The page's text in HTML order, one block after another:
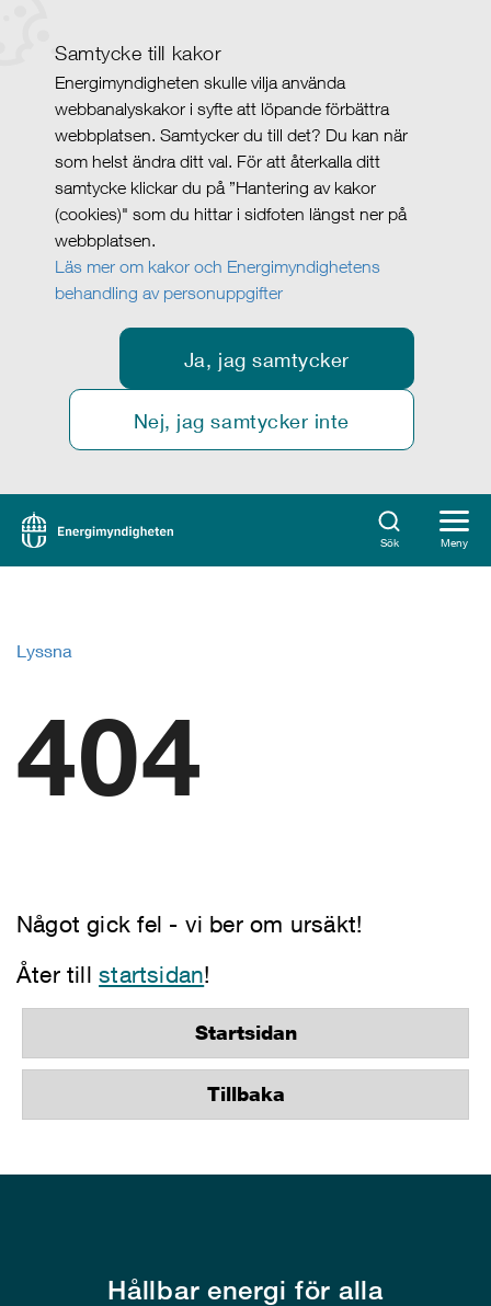
Samtycke till kakor
Energimyndigheten skulle vilja använda
webbanalyskakor i syfte att löpande förbättra
webbplatsen. Samtycker du till det? Du kan när
som helst ändra ditt val. För att återkalla ditt
samtycke klickar du på ”Hantering av kakor
(cookies)" som du hittar i sidfoten längst ner på
webbplatsen.
Läs mer om kakor och Energimyndighetens
behandling av personuppgifter
Ja, jag samtycker
Nej, jag samtycker inte
Sök Meny
Lyssna
404
Något gick fel - vi ber om ursäkt!
Åter tillstartsidan!
Startsidan
Tillbaka
Hållbar energi för alla